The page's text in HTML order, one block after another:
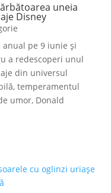
uneia
Disney
anual pe 9 iunie și
a redescoperi unul
din universul
temperamentul
umor, Donald